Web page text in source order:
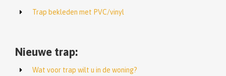
Trap bekleden met PVC/vinyl
Nieuwe trap:
Wat voor trap wilt u in de woning?